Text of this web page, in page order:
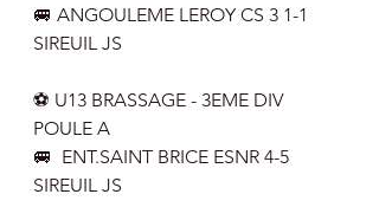
🚐 ANGOULEME LEROY CS 3 1-1
SIREUIL JS
⚽️ U13 BRASSAGE - 3EME DIV
POULE A
🚐  ENT.SAINT BRICE ESNR 4-5
SIREUIL JS